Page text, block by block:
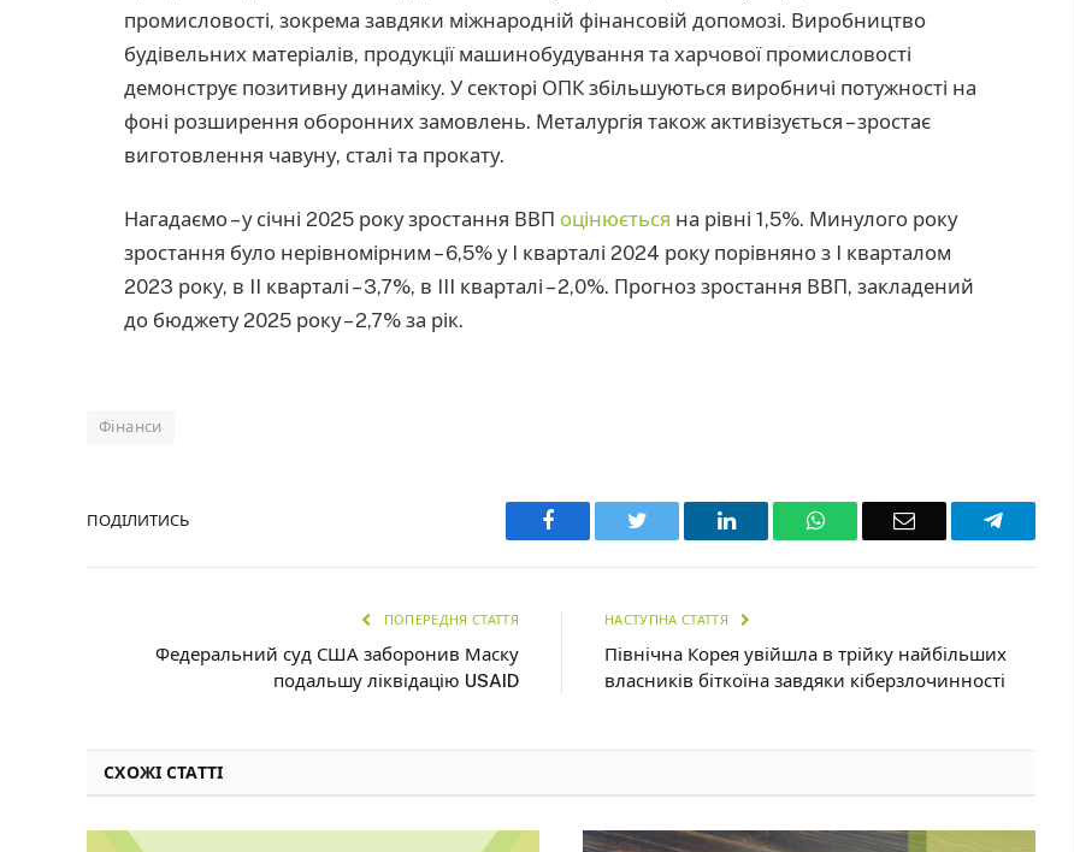
промисловості, зокрема завдяки міжнародній фінансовій допомозі. Виробництво
будівельних матеріалів, продукції машинобудування та харчової промисловості
демонструє позитивну динаміку. У секторі ОПК збільшуються виробничі потужності на
фоні розширення оборонних замовлень. Металургія також активізується – зростає
виготовлення чавуну, сталі та прокату.
Нагадаємо – у січні 2025 року зростання ВВП оцінюється на рівні 1,5%. Минулого року
зростання було нерівномірним – 6,5% у I кварталі 2024 року порівняно з I кварталом
2023 року, в II кварталі – 3,7%, в III кварталі – 2,0%. Прогноз зростання ВВП, закладений
до бюджету 2025 року – 2,7% за рік.
Фінанси
ПОДІЛИТИСЬ Facebook Twitter LinkedIn WhatsAppEmail Telegram
ПОПЕРЕДНЯ СТАТТЯ
Федеральний суд США заборонив Маску
подальшу ліквідацію USAID
НАСТУПНА СТАТТЯ
Північна Корея увійшла в трійку найбільших
власників біткоїна завдяки кіберзлочинності
СХОЖІ СТАТТІ